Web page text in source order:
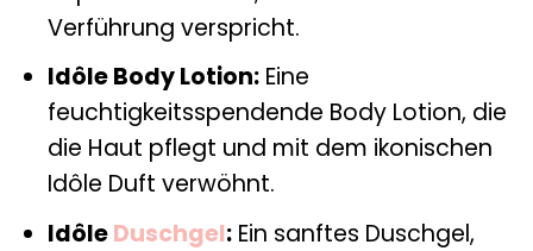
Verführung verspricht.
Idôle Body Lotion:Eine
feuchtigkeitsspendende Body Lotion, die
die Haut pflegt und mit dem ikonischen
Idôle Duft verwöhnt.
IdôleDuschgel:Ein sanftes Duschgel,